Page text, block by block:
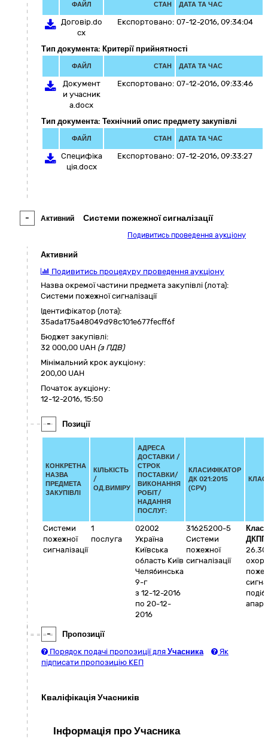
ФАЙЛ СТАН ДАТА ТА ЧАС
Договір.do
cx
Експортовано: 07-12-2016, 09:34:04
Тип документа: Критерії прийнятності
ФАЙЛ СТАН ДАТА ТА ЧАС
Документ
и учасник
а.docx
Експортовано: 07-12-2016, 09:33:46
Тип документа: Технічний опис предмету закупівлі
ФАЙЛ СТАН ДАТА ТА ЧАС
Специфіка
ція.docx
Експортовано: 07-12-2016, 09:33:27
- Активний Системи пожежної сигналізації
Подивитись проведення аукціону
Активний
Подивитись процедуру проведення аукціону
Назва окремої частини предмета закупівлі (лота):
Системи пожежної сигналізації
Ідентифікатор (лота):
35ada175a48049d98c101e677fecff6f
Бюджет закупівлі:
32 000,00 UAH (з ПДВ)
Мінімальний крок аукціону:
200,00 UAH
Початок аукціону:
12-12-2016, 15:50
- Позиції
КОНКРЕТНА
НАЗВА
ПРЕДМЕТА
ЗАКУПІВЛІ
КІЛЬКІСТЬ
/
ОД.ВИМІРУ
АДРЕСА
ДОСТАВКИ /
СТРОК
ПОСТАВКИ/
ВИКОНАННЯ
РОБІТ/
НАДАННЯ
ПОСЛУГ:
КЛАСИФІКАТОР
ДК 021:2015
(CPV)
Системи
пожежної
сигналізації
1
послуга
02002
Україна
Київська
область Київ
Челябинська
9-г
з 12-12-2016
по 20-12-
2016
31625200-5
Системи
пожежної
сигналізації
ДКПП
-
Пропозиції
Порядок подачі пропозиції для Учасника
Як
підписати пропозицію КЕП
Кваліфікація Учасників
Інформація про Учасника